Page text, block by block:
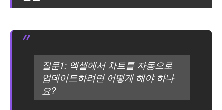
질문1: 엑셀에서 차트를 자동으로
업데이트하려면 어떻게 해야 하나
요?